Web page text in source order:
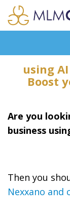
ADVERTISING
FAQ
SUPPORT
FEATURED
BUSINESS
using AI
Boost
Are you
business
Then you
Nexxano and